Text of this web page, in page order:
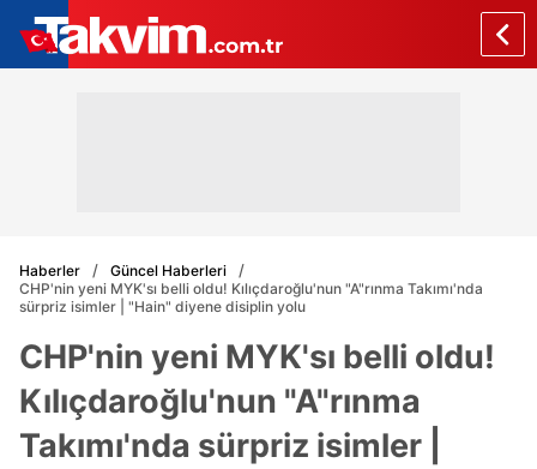
Haberler
Güncel Haberleri
CHP'nin yeni MYK'sı belli oldu! Kılıçdaroğlu'nun "A"rınma Takımı'nda
sürpriz isimler | "Hain" diyene disiplin yolu
CHP'nin yeni MYK'sı belli oldu!
Kılıçdaroğlu'nun "A"rınma
Takımı'nda sürpriz isimler |